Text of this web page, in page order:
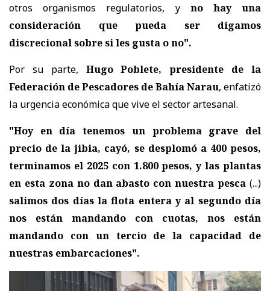
otros organismos regulatorios, y no hay una
consideración que pueda ser digamos
discrecional sobre si les gusta o no".
Por su parte, Hugo Poblete, presidente de la
Federación de Pescadores de Bahía Narau, enfatizó
la urgencia económica que vive el sector artesanal.
"Hoy en día tenemos un problema grave del
precio de la jibia, cayó, se desplomó a 400 pesos,
terminamos el 2025 con 1.800 pesos, y las plantas
en esta zona no dan abasto con nuestra pesca (...)
salimos dos días la flota entera y al segundo día
nos están mandando con cuotas, nos están
mandando con un tercio de la capacidad de
nuestras embarcaciones".